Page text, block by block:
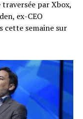
par Xbox,
ex-CEO
cette semaine sur